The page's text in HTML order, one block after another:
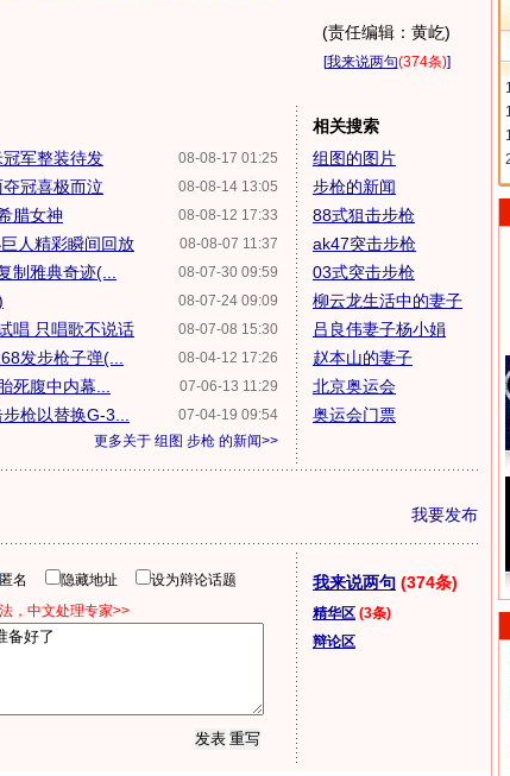
(责任编辑：黄屹)
[我来说两句(374条)]
08-08-17 01:25
军整装待发
08-08-14 13:05
冠喜极而泣
08-08-12 17:33
腊女神
08-08-07 11:37
人精彩瞬间回放
08-07-30 09:59
制雅典奇迹(...
08-07-24 09:09
08-07-08 15:30
唱 只唱歌不说话
08-04-12 17:26
发步枪子弹(...
07-06-13 11:29
死腹中内幕...
07-04-19 09:54
枪以替换G-3...
更多关于 组图 步枪 的新闻>>
相关搜索
组图的图片
步枪的新闻
88式狙击步枪
ak47突击步枪
03式突击步枪
柳云龙生活中的妻子
吕良伟妻子杨小娟
赵本山的妻子
北京奥运会
奥运会门票
我要发布
名 隐藏地址
设为辩论话题
，中文处理专家>>
我来说两句 (374条)
精华区 (3条)
辩论区